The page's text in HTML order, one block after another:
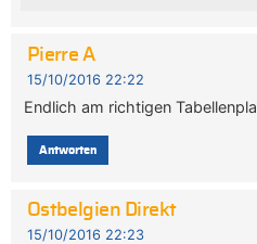
Pierre A
15/10/2016 22:22
Endlich am richtigen
Antworten
Ostbelgien Direkt
15/10/2016 22:23